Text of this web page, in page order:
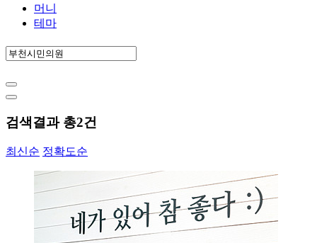
머니
테마
검색결과 총2건
최신순 정확도순